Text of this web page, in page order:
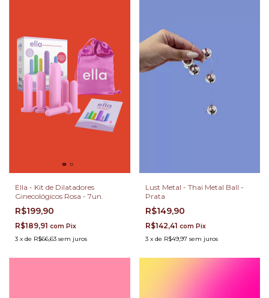
Ella - Kit de Dilatadores
Ginecológicos Rosa - 7un.
R$199,90
R$189,91 com Pix
3 x de R$66,63 sem juros
Lust Metal - Thai Metal Ball -
Prata
R$149,90
R$142,41 com Pix
3 x de R$49,97 sem juros